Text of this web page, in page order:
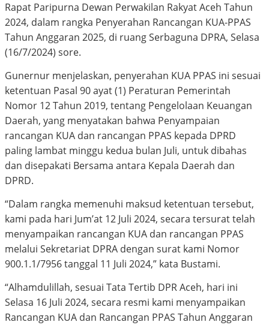
Rapat Paripurna Dewan Perwakilan Rakyat Aceh Tahun
2024, dalam rangka Penyerahan Rancangan KUA-PPAS
Tahun Anggaran 2025, di ruang Serbaguna DPRA, Selasa
(16/7/2024) sore.
Gunernur menjelaskan, penyerahan KUA PPAS ini sesuai
ketentuan Pasal 90 ayat (1) Peraturan Pemerintah
Nomor 12 Tahun 2019, tentang Pengelolaan Keuangan
Daerah, yang menyatakan bahwa Penyampaian
rancangan KUA dan rancangan PPAS kepada DPRD
paling lambat minggu kedua bulan Juli, untuk dibahas
dan disepakati Bersama antara Kepala Daerah dan
DPRD.
“Dalam rangka memenuhi maksud ketentuan tersebut,
kami pada hari Jum’at 12 Juli 2024, secara tersurat telah
menyampaikan rancangan KUA dan rancangan PPAS
melalui Sekretariat DPRA dengan surat kami Nomor
900.1.1/7956 tanggal 11 Juli 2024,” kata Bustami.
“Alhamdulillah, sesuai Tata Tertib DPR Aceh, hari ini
Selasa 16 Juli 2024, secara resmi kami menyampaikan
Rancangan KUA dan Rancangan PPAS Tahun Anggaran